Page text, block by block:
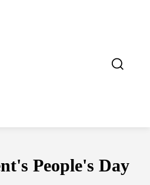
People's Day